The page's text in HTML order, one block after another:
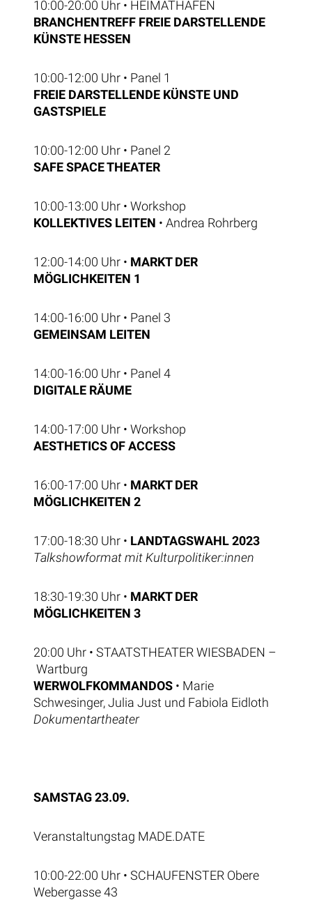
10:00-20:00 Uhr • HEIMATHAFEN
BRANCHENTREFF FREIE DARSTELLENDE
KÜNSTE HESSEN
10:00-12:00 Uhr • Panel 1
FREIE DARSTELLENDE KÜNSTE UND
GASTSPIELE
10:00-12:00 Uhr • Panel 2
SAFE SPACE THEATER
10:00-13:00 Uhr • Workshop
KOLLEKTIVES LEITEN • Andrea Rohrberg
12:00-14:00 Uhr • MARKT DER
MÖGLICHKEITEN 1
14:00-16:00 Uhr • Panel 3
GEMEINSAM LEITEN
14:00-16:00 Uhr • Panel 4
DIGITALE RÄUME
14:00-17:00 Uhr • Workshop
AESTHETICS OF ACCESS
16:00-17:00 Uhr • MARKT DER
MÖGLICHKEITEN 2
17:00-18:30 Uhr • LANDTAGSWAHL 2023
Talkshowformat mit Kulturpolitiker:innen
18:30-19:30 Uhr • MARKT DER
MÖGLICHKEITEN 3
20:00 Uhr • STAATSTHEATER WIESBADEN –
Wartburg
WERWOLFKOMMANDOS • Marie
Schwesinger, Julia Just und Fabiola Eidloth
Dokumentartheater
SAMSTAG 23.09.
Veranstaltungstag MADE.DATE
10:00-22:00 Uhr • SCHAUFENSTER Obere
Webergasse 43